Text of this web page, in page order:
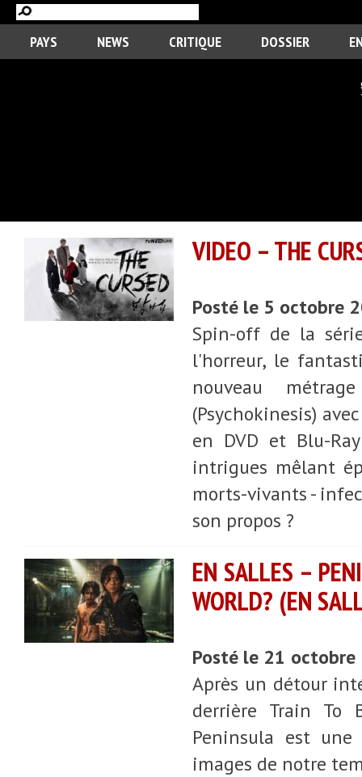
PAYS NEWS CRITIQUE DOSSIER
VIDEO – THE
Posté le 5 octobre
Spin-off de la
l'horreur, le
nouveau
(Psychokinesis)
en DVD et Blu-
intrigues mêlant
morts-vivants -
son propos ?
EN SALLES –
WORLD? (EN
Posté le 21
Après un détour
derrière Train To
Peninsula est
images de notre